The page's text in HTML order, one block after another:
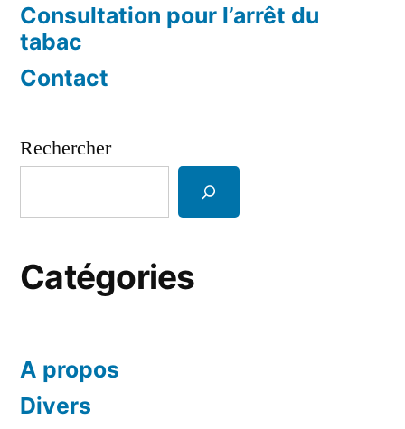
Consultation pour l’arrêt du
tabac
Contact
Rechercher
Catégories
A propos
Divers